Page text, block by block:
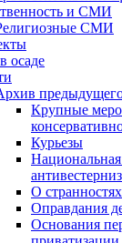
и СМИ
СМИ
осаде
Крупные
Курьезы
О
Оправдания
Основания